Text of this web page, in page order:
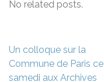
No related posts.
Navigation
de
l’article
Un colloque sur la
Commune de Paris ce
samedi aux Archives